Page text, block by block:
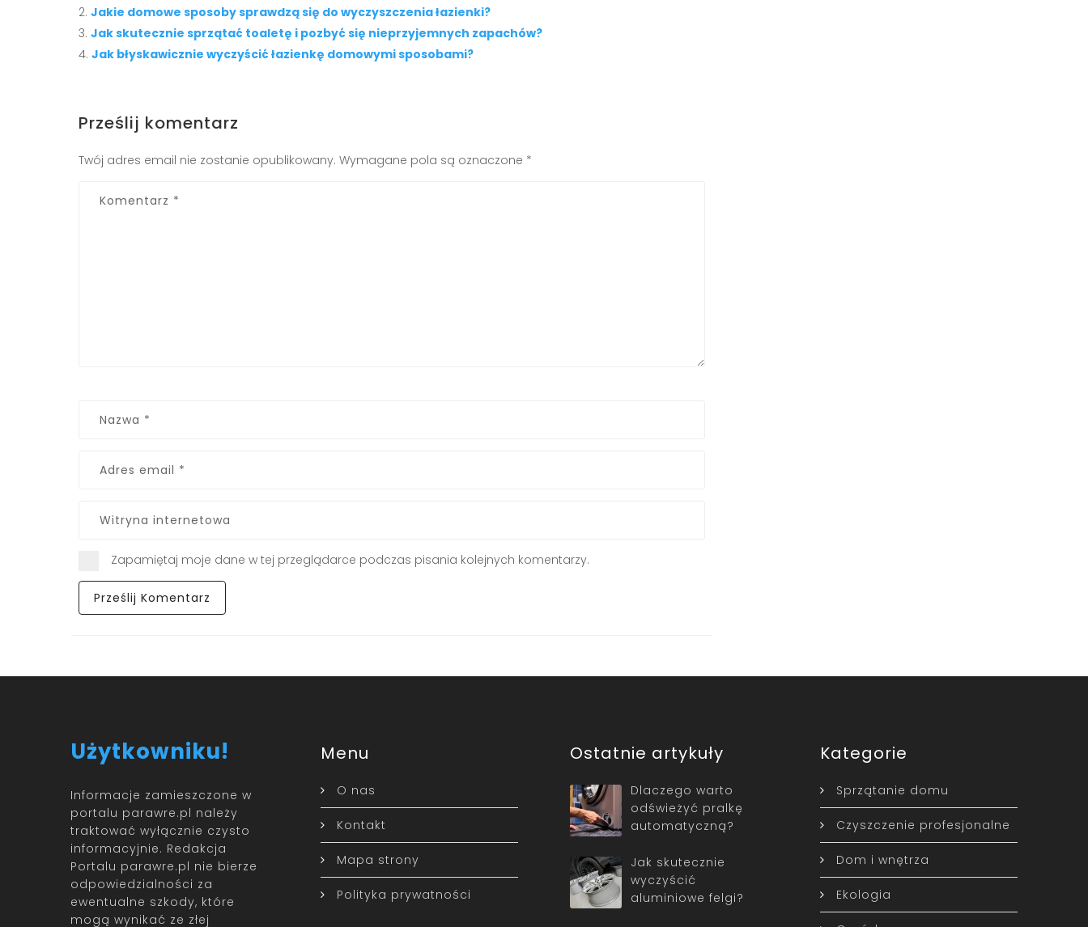
Jakie domowe sposoby sprawdzą się do wyczyszczenia łazienki?
Jak skutecznie sprzątać toaletę i pozbyć się nieprzyjemnych zapachów?
Jak błyskawicznie wyczyścić łazienkę domowymi sposobami?
Prześlij komentarz
Twój adres email nie zostanie opublikowany. Wymagane pola są oznaczone *
Zapamiętaj moje dane w tej przeglądarce podczas pisania kolejnych komentarzy.
Użytkowniku!
Informacje zamieszczone w
portalu parawre.pl należy
traktować wyłącznie czysto
informacyjnie. Redakcja
Portalu parawre.pl nie bierze
odpowiedzialności za
ewentualne szkody, które
mogą wynikać ze złej
Menu
O nas
Kontakt
Mapa strony
Polityka prywatności
Ostatnie artykuły
Dlaczego warto
odświeżyć pralkę
automatyczną?
Jak skutecznie
wyczyścić
aluminiowe felgi?
Kategorie
Sprzątanie domu
Czyszczenie profesjonalne
Dom i wnętrza
Ekologia